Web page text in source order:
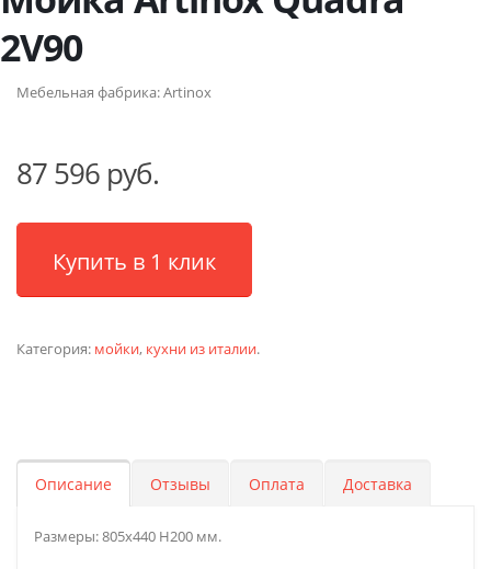
2V90
Мебельная фабрика:Artinox
87 596 руб.
Купить в 1 клик
Категория: мойки, кухни из италии.
Описание Отзывы Оплата Доставка
Размеры: 805х440 H200 мм.